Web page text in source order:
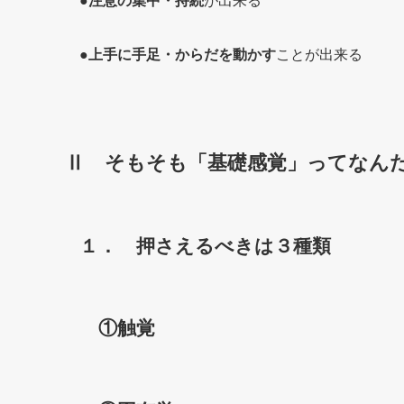
● 上手に手足・からだを動かすことが出来る
Ⅱ そもそも「基礎感覚」ってなん
１． 押さえるべきは ３種類
①触覚